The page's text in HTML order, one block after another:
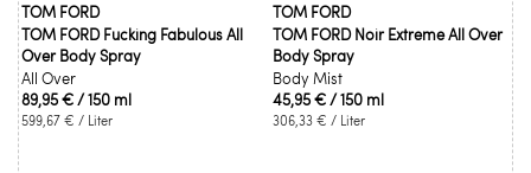
TOM FORD
TOM FORD Fucking Fabulous All
Over Body Spray
All Over
89,95 €/ 150 ml
599,67 € / Liter
TOM FORD
TOM FORD Noir Extreme All Over
Body Spray
Body Mist
45,95 €/ 150 ml
306,33 € / Liter